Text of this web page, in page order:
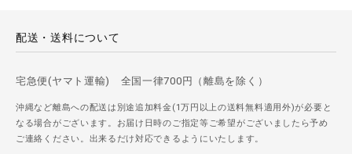
配送・送料について
宅急便(ヤマト運輸) 全国一律700円（離島を除く）
沖縄など離島への配送は別途追加料金(1万円以上の送料無料適用外)が必要と
なる場合がございます。お届け日時のご指定等ご希望がございましたら予め
ご連絡ください。出来るだけ対応できるようにいたします。